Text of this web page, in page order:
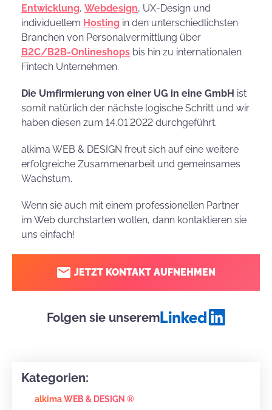
Entwicklung, Webdesign, UX-Design und
individuellem Hosting in den unterschiedlichsten
Branchen von Personalvermittlung über
B2C/B2B-Onlineshops bis hin zu internationalen
Fintech Unternehmen.
Die Umfirmierung von einer UG in eine GmbH ist
somit natürlich der nächste logische Schritt und wir
haben diesen zum 14.01.2022 durchgeführt.
alkima WEB & DESIGN freut sich auf eine weitere
erfolgreiche Zusammenarbeit und gemeinsames
Wachstum.
Wenn sie auch mit einem professionellen Partner
im Web durchstarten wollen, dann kontaktieren sie
uns einfach!
JETZT KONTAKT AUFNEHMEN
Folgen sie unserem
Kategorien:
alkima WEB & DESIGN ®